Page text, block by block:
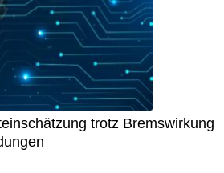
trotz Bremswirkung